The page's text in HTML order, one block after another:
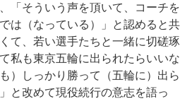
「そういう声を頂いて、コーチを
は（なっている）」と認めると共
て、若い選手たちと一緒に切磋琢
私も東京五輪に出られたらいいな
）しっかり勝って（五輪に）出ら
と改めて現役続行の意志を語っ